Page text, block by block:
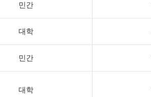
민간
대학
민간
대학